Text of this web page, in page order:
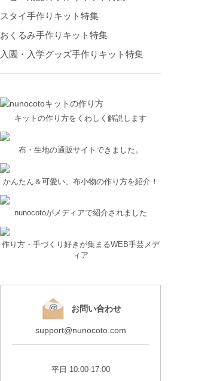
スタイ手作りキット特集
おくるみ手作りキット特集
入園・入学グッズ手作りキット特集
キットの作り方をくわしく解説します
布・生地の通販サイトできました。
かんたん＆可愛い、布小物の作り方を紹介！
nunocotoがメディアで紹介されました
作り方・手づくり好きが集まるWEB手芸メデ
ィア
お問い合わせ
support@nunocoto.com
平日 10:00-17:00